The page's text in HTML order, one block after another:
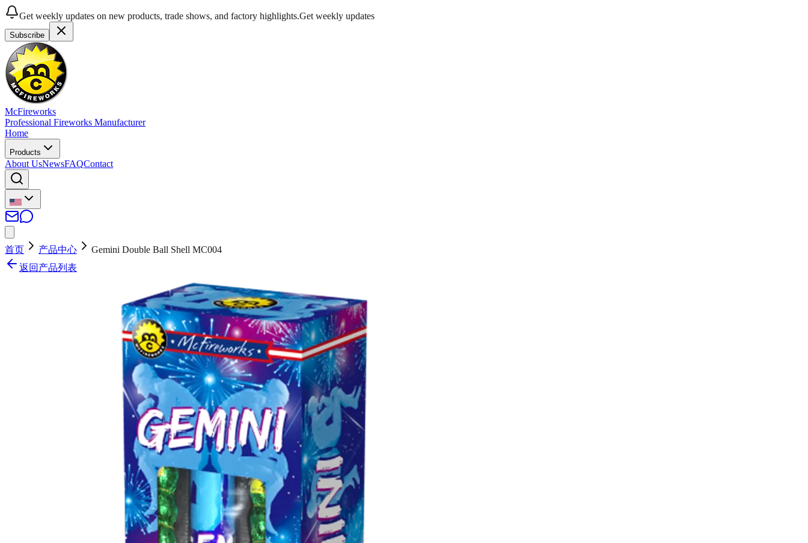
Get weekly updates on new products, trade shows, and factory highlights.Get weekly updates
Subscribe
McFireworks
Professional Fireworks Manufacturer
Home
Products
About UsNewsFAQContact
首页 产品中心
Gemini Double Ball Shell MC004
返回产品列表